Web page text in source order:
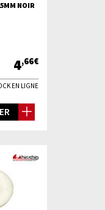
NOIR
4,66€
EN LIGNE